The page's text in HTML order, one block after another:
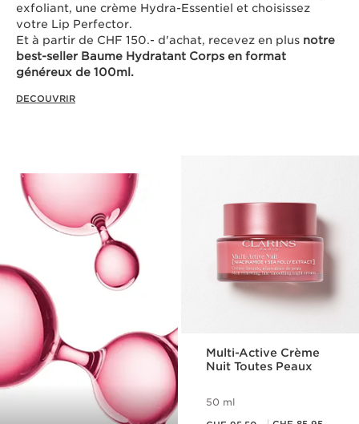
exfoliant, une crème Hydra-Essentiel et choisissez
votre Lip Perfector.
Et à partir de CHF 150.- d'achat, recevez en plus notre
best-seller Baume Hydratant Corps en format
généreux de 100ml.
DECOUVRIR
Multi-Active Crème
Nuit Toutes Peaux
50 ml